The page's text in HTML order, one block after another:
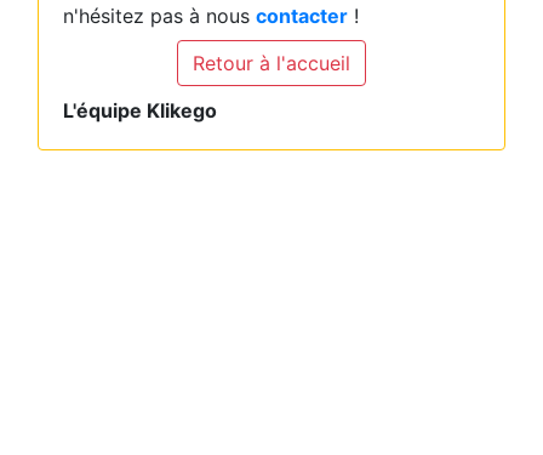
n'hésitez pas à nous contacter !
Retour à l'accueil
L'équipe Klikego